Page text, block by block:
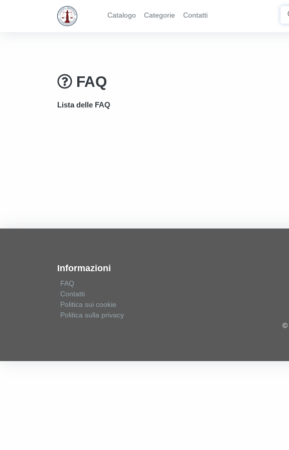
Catalogo Categorie Contatti
FAQ
Lista delle FAQ
Informazioni
FAQ
Contatti
Politica sui cookie
Politica sulla privacy